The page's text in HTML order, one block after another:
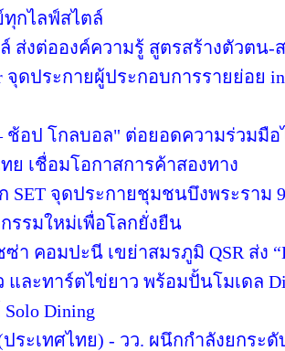
กไลฟ์สไตล์
ส่งต่อองค์ความรู้ สูตรสร้างตัวตน-
จุดประกายผู้ประกอบการรายย่อย
ช้อป โกลบอล" ต่อยอดความร่วมมื
ย เชื่อมโอกาสการค้าสองทาง
ก SET จุดประกายชุมชนบึงพระรา
รรมใหม่เพื่อโลกยั่งยืน
ซ่า คอมปะนี เขย่าสมรภูมิ QSR ส่ง
และทาร์ตไข่ยาว พร้อมปั้นโมเดล
Dining
ระเทศไทย) - วว. ผนึกกำลังยกระ